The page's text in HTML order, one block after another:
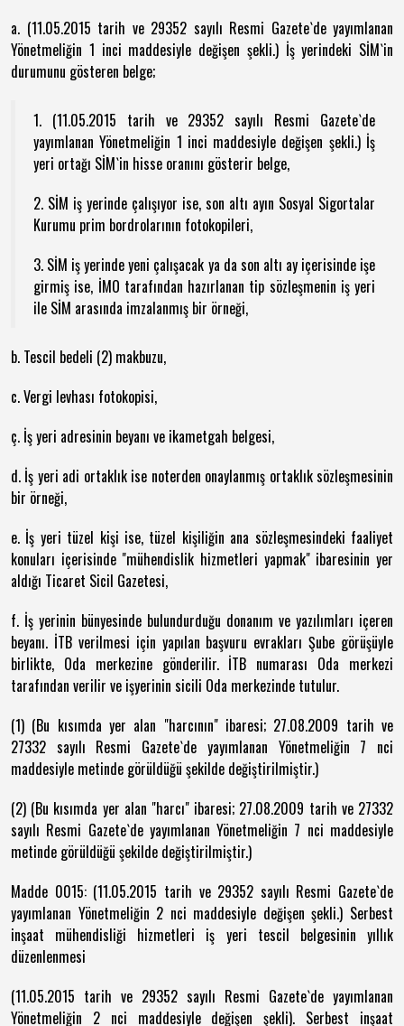
a. (11.05.2015 tarih ve 29352 sayılı Resmi Gazete`de yayımlanan
Yönetmeliğin 1 inci maddesiyle değişen şekli.) İş yerindeki SİM`in
durumunu gösteren belge;
1. (11.05.2015 tarih ve 29352 sayılı Resmi Gazete`de
yayımlanan Yönetmeliğin 1 inci maddesiyle değişen şekli.) İş
yeri ortağı SİM`in hisse oranını gösterir belge,
2. SİM iş yerinde çalışıyor ise, son altı ayın Sosyal Sigortalar
Kurumu prim bordrolarının fotokopileri,
3. SİM iş yerinde yeni çalışacak ya da son altı ay içerisinde işe
girmiş ise, İMO tarafından hazırlanan tip sözleşmenin iş yeri
ile SİM arasında imzalanmış bir örneği,
b. Tescil bedeli (2) makbuzu,
c. Vergi levhası fotokopisi,
ç. İş yeri adresinin beyanı ve ikametgah belgesi,
d. İş yeri adi ortaklık ise noterden onaylanmış ortaklık sözleşmesinin
bir örneği,
e. İş yeri tüzel kişi ise, tüzel kişiliğin ana sözleşmesindeki faaliyet
konuları içerisinde "mühendislik hizmetleri yapmak" ibaresinin yer
aldığı Ticaret Sicil Gazetesi,
f. İş yerinin bünyesinde bulundurduğu donanım ve yazılımları içeren
beyanı. İTB verilmesi için yapılan başvuru evrakları Şube görüşüyle
birlikte, Oda merkezine gönderilir. İTB numarası Oda merkezi
tarafından verilir ve işyerinin sicili Oda merkezinde tutulur.
(1) (Bu kısımda yer alan "harcının" ibaresi; 27.08.2009 tarih ve
27332 sayılı Resmi Gazete`de yayımlanan Yönetmeliğin 7 nci
maddesiyle metinde görüldüğü şekilde değiştirilmiştir.)
(2) (Bu kısımda yer alan "harcı" ibaresi; 27.08.2009 tarih ve 27332
sayılı Resmi Gazete`de yayımlanan Yönetmeliğin 7 nci maddesiyle
metinde görüldüğü şekilde değiştirilmiştir.)
Madde 0015: (11.05.2015 tarih ve 29352 sayılı Resmi Gazete`de
yayımlanan Yönetmeliğin 2 nci maddesiyle değişen şekli.) Serbest
inşaat mühendisliği hizmetleri iş yeri tescil belgesinin yıllık
düzenlenmesi
(11.05.2015 tarih ve 29352 sayılı Resmi Gazete`de yayımlanan
Yönetmeliğin 2 nci maddesiyle değişen şekli). Serbest inşaat